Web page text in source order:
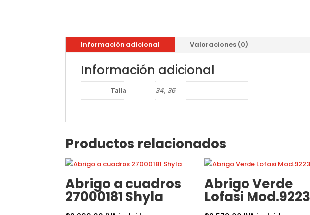
Información adicional Valoraciones (0)
Información adicional
Talla 34, 36
Productos relacionados
Abrigo a cuadros
27000181 Shyla
Abrigo Verde
Lofasi Mod.9223